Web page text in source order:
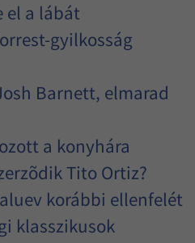
el a lábát
gyilkosság
Barnett, elmarad
a konyhára
Tito Ortiz?
korábbi ellenfelét
klasszikusok